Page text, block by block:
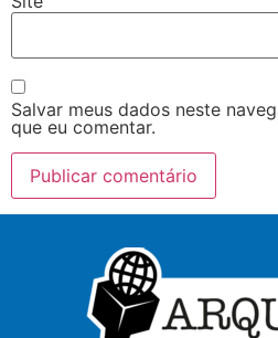
Salvar meus dados neste
que eu comentar.